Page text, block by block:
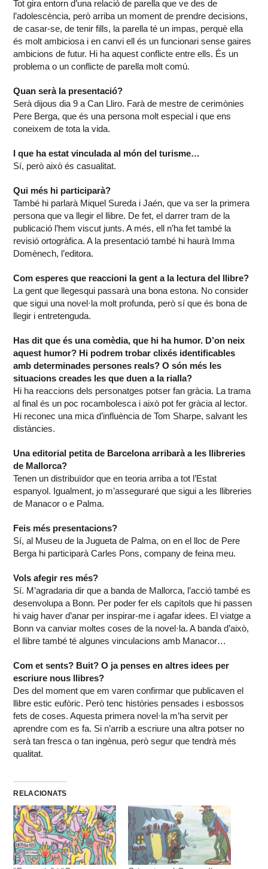
Tot gira entorn d’una relació de parella que ve des de
l’adolescència, però arriba un moment de prendre decisions,
de casar-se, de tenir fills, la parella té un impas, perquè ella
és molt ambiciosa i en canvi ell és un funcionari sense gaires
ambicions de futur. Hi ha aquest conflicte entre ells. És un
problema o un conflicte de parella molt comú.
Quan serà la presentació?
Serà dijous dia 9 a Can Lliro. Farà de mestre de cerimònies
Pere Berga, que és una persona molt especial i que ens
coneixem de tota la vida.
I que ha estat vinculada al món del turisme…
Sí, però això és casualitat.
Qui més hi participarà?
També hi parlarà Miquel Sureda i Jaén, que va ser la primera
persona que va llegir el llibre. De fet, el darrer tram de la
publicació l’hem viscut junts. A més, ell n’ha fet també la
revisió ortogràfica. A la presentació també hi haurà Imma
Domènech, l’editora.
Com esperes que reaccioni la gent a la lectura del llibre?
La gent que llegesqui passarà una bona estona. No consider
que sigui una novel·la molt profunda, però sí que és bona de
llegir i entretenguda.
Has dit que és una comèdia, que hi ha humor. D’on neix
aquest humor? Hi podrem trobar clixés identificables
amb determinades persones reals? O són més les
situacions creades les que duen a la rialla?
Hi ha reaccions dels personatges potser fan gràcia. La trama
al final és un poc rocambolesca i això pot fer gràcia al lector.
Hi reconec una mica d’influència de Tom Sharpe, salvant les
distàncies.
Una editorial petita de Barcelona arribarà a les llibreries
de Mallorca?
Tenen un distribuïdor que en teoria arriba a tot l’Estat
espanyol. Igualment, jo m’asseguraré que sigui a les llibreries
de Manacor o e Palma.
Feis més presentacions?
Sí, al Museu de la Jugueta de Palma, on en el lloc de Pere
Berga hi participarà Carles Pons, company de feina meu.
Vols afegir res més?
Sí. M’agradaria dir que a banda de Mallorca, l’acció també es
desenvolupa a Bonn. Per poder fer els capítols que hi passen
hi vaig haver d’anar per inspirar-me i agafar idees. El viatge a
Bonn va canviar moltes coses de la novel·la. A banda d’això,
el llibre també té algunes vinculacions amb Manacor…
Com et sents? Buit? O ja penses en altres idees per
escriure nous llibres?
Des del moment que em varen confirmar que publicaven el
llibre estic eufòric. Però tenc històries pensades i esbossos
fets de coses. Aquesta primera novel·la m’ha servit per
aprendre com es fa. Si n’arrib a escriure una altra potser no
serà tan fresca o tan ingènua, però segur que tendrà més
qualitat.
RELACIONATS